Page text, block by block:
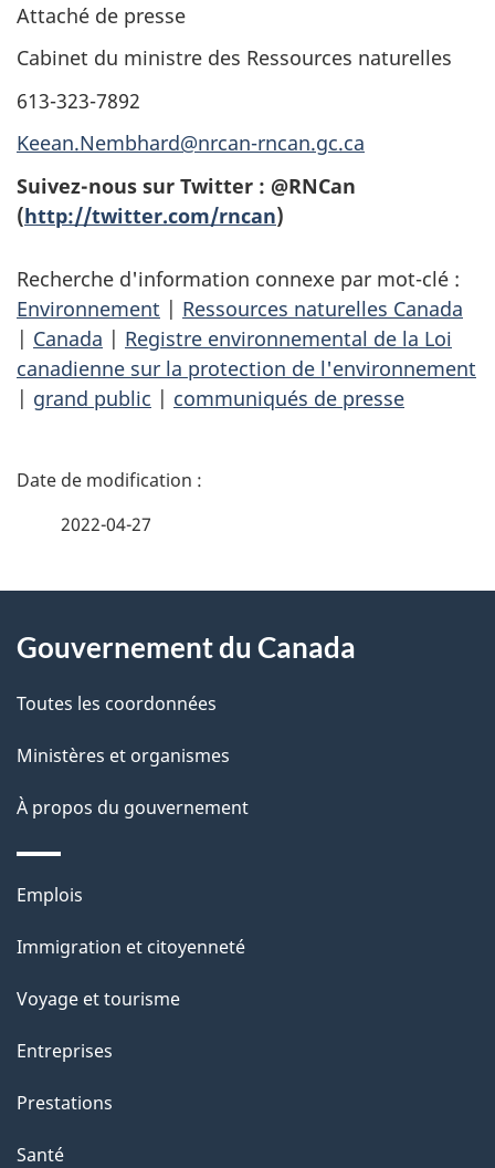
Attaché de presse
Cabinet du ministre des Ressources naturelles
613-323-7892
Keean.Nembhard@nrcan-rncan.gc.ca
Suivez-nous sur Twitter : @RNCan
(http://twitter.com/rncan)
Recherche d'information connexe par mot-clé :
Environnement | Ressources naturelles Canada
| Canada | Registre environnemental de la Loi
canadienne sur la protection de l'environnement
| grand public | communiqués de presse
D
i
l
s
d
e
l
a
p
a
g
e
2022-04-27
propos
de
ce
site
Gouvernement du Canada
Toutes les coordonnées
Ministères et organismes
À propos du gouvernement
Thèmes
sujets
Emplois
Immigration et citoyenneté
Voyage et tourisme
Entreprises
Prestations
Santé